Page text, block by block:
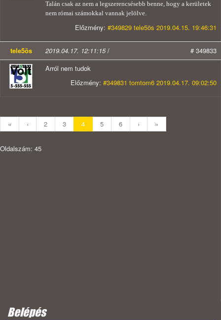
Talán csak az nem a legszerencsésebb benne, hogy a kerületek
nem római számokkal vannak jelölve.
Előzmény: #349829 tele5ös 2019.04.15. 19:46:31
tele5ös 2019.04.17. 12:11:15/
# 349833
Arról nem tudok
Előzmény: #349831 tomtom6 2019.04.17. 09:02:50
« ‹ 2 3 4 5 6 › »
Oldalszám: 45
Belépés